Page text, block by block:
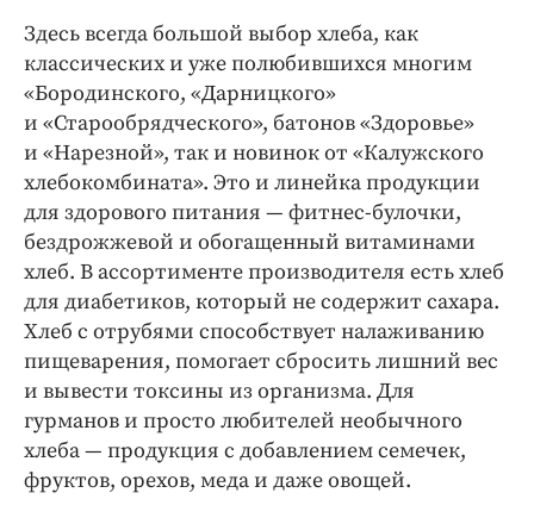
Здесь всегда большой выбор хлеба, как
классических и уже полюбившихся многим
«Бородинского, «Дарницкого»
и «Старообрядческого», батонов «Здоровье»
и «Нарезной», так и новинок от «Калужского
хлебокомбината». Это и линейка продукции
для здорового питания — фитнес-­булочки,
бездрожжевой и обогащенный витаминами
хлеб. В ассортименте производителя есть хлеб
для диабетиков, который не содержит сахара.
Хлеб с отрубями способствует налаживанию
пищеварения, помогает сбросить лишний вес
и вывести токсины из организма. Для
гурманов и просто любителей необычного
хлеба — продукция с добавлением семечек,
фруктов, орехов, меда и даже овощей.